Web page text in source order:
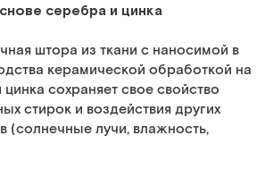
серебра и цинка
штора из ткани с наносимой в
керамической обработкой на
сохраняет свое свойство
стирок и воздействия других
(солнечные лучи, влажность,